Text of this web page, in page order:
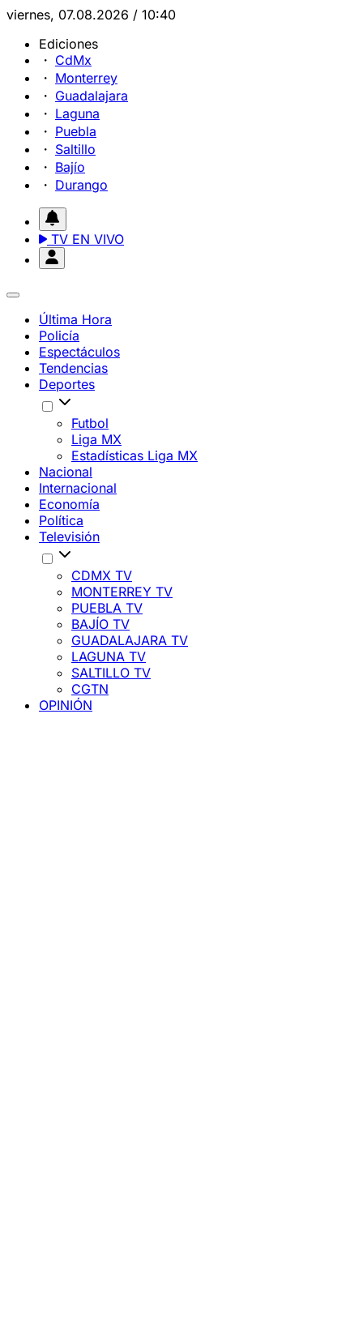
viernes, 07.08.2026 / 10:40
Ediciones
CdMx
Monterrey
Guadalajara
Laguna
Puebla
Saltillo
Bajío
Durango
TV EN VIVO
Última Hora
Policía
Espectáculos
Tendencias
Deportes
Futbol
Liga MX
Estadísticas Liga MX
Nacional
Internacional
Economía
Política
Televisión
CDMX TV
MONTERREY TV
PUEBLA TV
BAJÍO TV
GUADALAJARA TV
LAGUNA TV
SALTILLO TV
CGTN
OPINIÓN